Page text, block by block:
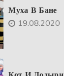
Муха В Бане
19.08.2020